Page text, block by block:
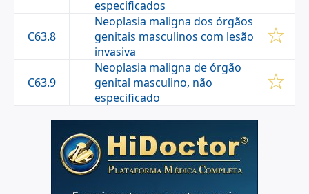
especificados
C63.8
Neoplasia maligna dos órgãos
genitais masculinos com lesão
invasiva
C63.9
Neoplasia maligna de órgão
genital masculino, não
especificado